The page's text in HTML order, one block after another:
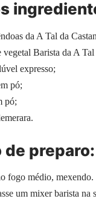
da A Tal da
Barista da A Tal
expresso;
pó;
pó;
de preparo:
fogo médio,
um mixer barista na